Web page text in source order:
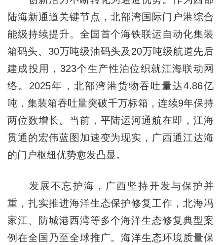
陆海新通道关键节点，北部湾国际门户港综合
能级持续提升。全国首个海铁联运自动化集装
箱码头、30万吨级油码头及20万吨级航道先后
建成投用，323个生产性泊位织就江海联动网
络。2025年，北部湾港货物吞吐量达4.86亿
吨，集装箱吞吐量突破千万标箱，连续9年保持
两位数增长。当前，平陆运河通航在即，江海
贯通的宏伟蓝图加速变为现实，广西通江达海
的门户枢纽优势愈发凸显。
发展不忘护海，广西坚持开发与保护并
重，扎实推进海洋生态保护修复工作，北海冯
家江、防城港西湾等多个海洋生态修复典型案
例在全国乃至全球推广。海洋生态环境质量保